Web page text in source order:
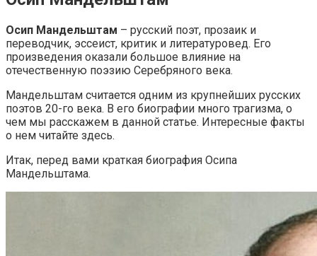
Осип Мандельштам – русский поэт, прозаик и
переводчик, эссеист, критик и литературовед. Его
произведения оказали большое влияние на
отечественную поэзию Серебряного века.
Мандельштам считается одним из крупнейших русских
поэтов 20-го века. В его биографии много трагизма, о
чем мы расскажем в данной статье. Интересные факты
о нем читайте здесь.
Итак, перед вами краткая биография Осипа
Мандельштама.